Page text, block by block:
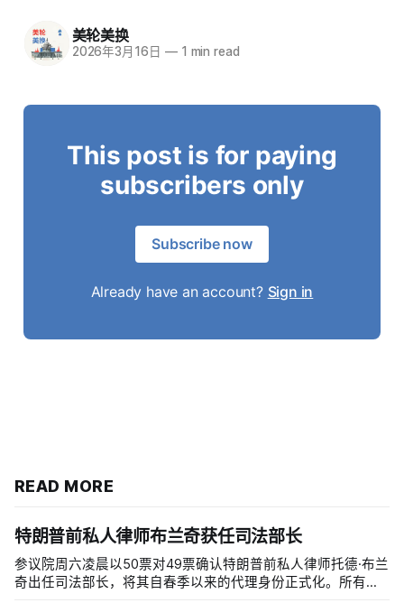
美轮美换
2026年3月16日 —1 min read
This post is for paying
subscribers only
Subscribe now
Already have an account? Sign in
READ MORE
特朗普前私人律师布兰奇获任司法部长
参议院周六凌晨以50票对49票确认特朗普前私人律师托德·布兰
奇出任司法部长，将其自春季以来的代理身份正式化。所有出